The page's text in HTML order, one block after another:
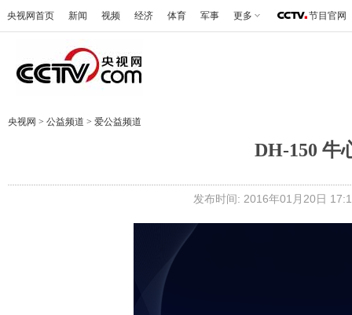
央视网首页 新闻 视频 经济 体育 军事 更多 节目官网
央视网 > 公益频道 > 爱公益频道
DH-150 牛
发布时间: 2016年01月20日